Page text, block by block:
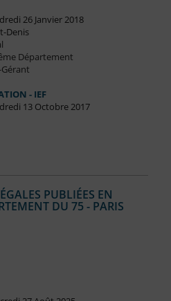
26 Janvier 2018
Denis
Département
- IEF
13 Octobre 2017
PUBLIÉES EN
DU 75 - PARIS